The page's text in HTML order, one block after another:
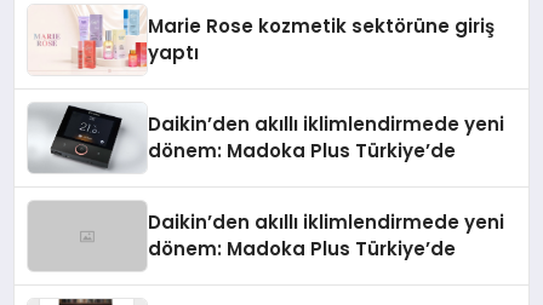
Marie Rose kozmetik sektörüne giriş
yaptı
Daikin’den akıllı iklimlendirmede yeni
dönem: Madoka Plus Türkiye’de
Daikin’den akıllı iklimlendirmede yeni
dönem: Madoka Plus Türkiye’de